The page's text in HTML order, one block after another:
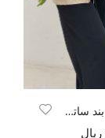
کت کسمه دو بند ساتن DIRA